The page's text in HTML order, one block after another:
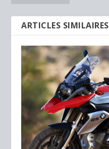
ARTICLES SIMILAIRES